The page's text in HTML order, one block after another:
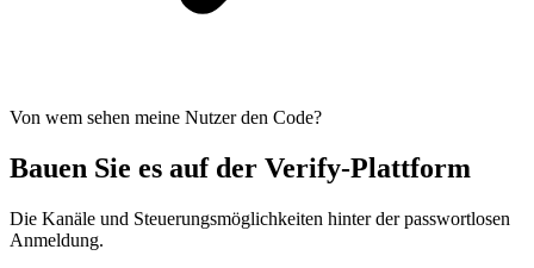
Von wem sehen meine Nutzer den Code?
Bauen Sie es auf der Verify-Plattform
Die Kanäle und Steuerungsmöglichkeiten hinter der passwortlosen
Anmeldung.